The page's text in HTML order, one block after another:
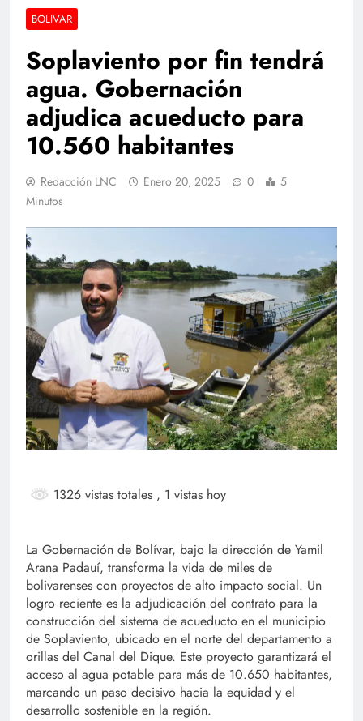
BOLIVAR
Soplaviento por fin tendrá
agua. Gobernación
adjudica acueducto para
10.560 habitantes
Redacción LNC Enero 20, 2025 0
5
Minutos
1326 vistas totales , 1 vistas hoy
La Gobernación de Bolívar, bajo la dirección de Yamil
Arana Padauí, transforma la vida de miles de
bolivarenses con proyectos de alto impacto social. Un
logro reciente es la adjudicación del contrato para la
construcción del sistema de acueducto en el municipio
de Soplaviento, ubicado en el norte del departamento a
orillas del Canal del Dique. Este proyecto garantizará el
acceso al agua potable para más de 10.650 habitantes,
marcando un paso decisivo hacia la equidad y el
desarrollo sostenible en la región.